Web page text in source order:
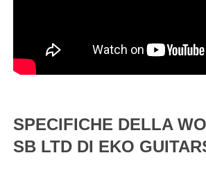
SPECIFICHE DELLA
SB LTD DI EKO